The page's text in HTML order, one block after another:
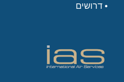
דרושים